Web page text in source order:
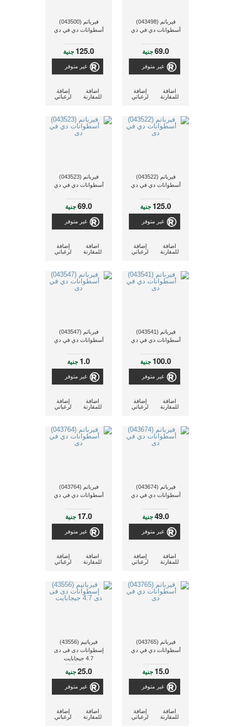
فيرباتم (043498)
أسطوانات دي في دي
69.0جنية
غير متوفر
إضافة
لرغباتي
اضافة
للمقارنة
فيرباتم (043500)
أسطوانات دي في دي
125.0 جنية
غير متوفر
إضافة
لرغباتي
اضافة
للمقارنة
فيرباتم (043522)
أسطوانات دي في دي
125.0 جنية
غير متوفر
إضافة
لرغباتي
اضافة
للمقارنة
فيرباتم (043523)
أسطوانات دي في دي
69.0جنية
غير متوفر
إضافة
لرغباتي
اضافة
للمقارنة
فيرباتم (043541)
أسطوانات دي في دي
100.0 جنية
غير متوفر
إضافة
لرغباتي
اضافة
للمقارنة
فيرباتم (043547)
أسطوانات دي في دي
1.0 جنية
غير متوفر
إضافة
لرغباتي
اضافة
للمقارنة
فيرباتم (043674)
أسطوانات دي في دي
49.0جنية
غير متوفر
إضافة
لرغباتي
اضافة
للمقارنة
فيرباتم (043764)
أسطوانات دي في دي
17.0 جنية
غير متوفر
إضافة
لرغباتي
اضافة
للمقارنة
فيرباتم (043765)
أسطوانات دي في دي
15.0 جنية
غير متوفر
إضافة
لرغباتي
اضافة
للمقارنة
فيرباتيم (43556)
إسطوانات دى فى دى
4.7 جيجابايت
25.0جنية
غير متوفر
إضافة
لرغباتي
اضافة
للمقارنة